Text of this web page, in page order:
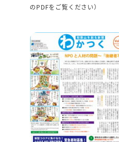
のPDFをご覧ください）